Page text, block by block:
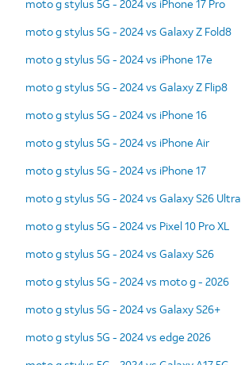
moto g stylus 5G - 2024 vs iPhone 17 Pro
moto g stylus 5G - 2024 vs Galaxy Z Fold8
moto g stylus 5G - 2024 vs iPhone 17e
moto g stylus 5G - 2024 vs Galaxy Z Flip8
moto g stylus 5G - 2024 vs iPhone 16
moto g stylus 5G - 2024 vs iPhone Air
moto g stylus 5G - 2024 vs iPhone 17
moto g stylus 5G - 2024 vs Galaxy S26 Ultra
moto g stylus 5G - 2024 vs Pixel 10 Pro XL
moto g stylus 5G - 2024 vs Galaxy S26
moto g stylus 5G - 2024 vs moto g - 2026
moto g stylus 5G - 2024 vs Galaxy S26+
moto g stylus 5G - 2024 vs edge 2026